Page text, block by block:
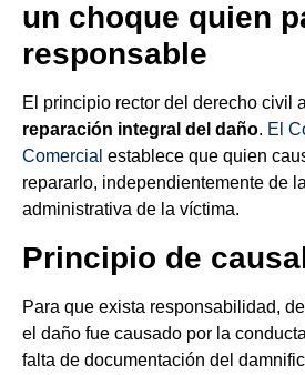
un choque quien
responsable
El principio rector del derecho civil
reparación integral del daño. El
Comercial establece que quien
repararlo, independientemente de
administrativa de la víctima.
Principio de
Para que exista responsabilidad,
el daño fue causado por la
falta de documentación del